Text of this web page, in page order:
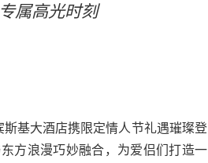
属高光时刻
基大酒店携限定情人节礼遇璀璨登
方浪漫巧妙融合，为爱侣们打造一